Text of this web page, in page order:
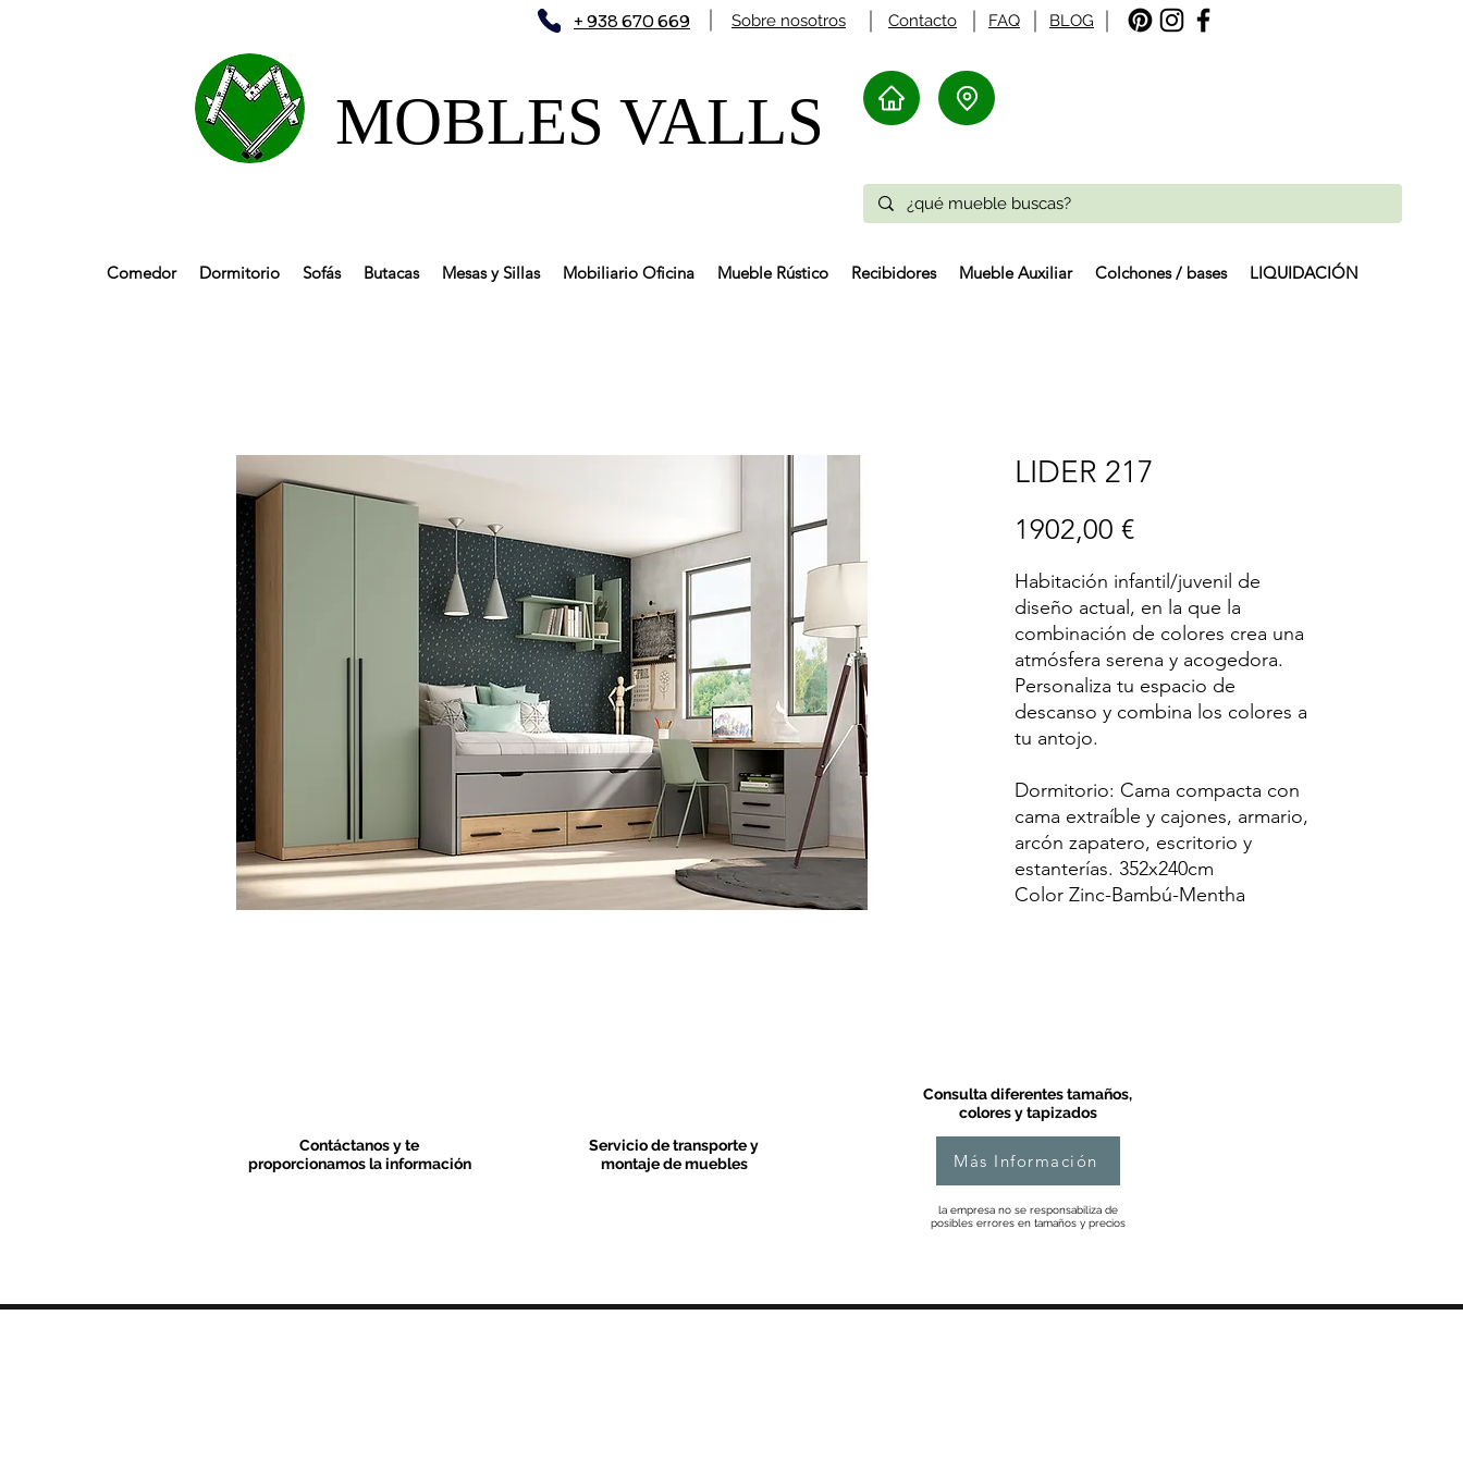
Sobre nosotros FAQ
+ 938 670 669 Contacto BLOG
MOBLES VALLS​
Comedor Dormitorio Sofás Butacas Mesas y Sillas Mobiliario Oficina Mueble Rústico Recibidores Mueble Auxiliar Colchones / bases LIQUIDACIÓN
LIDER 217
1902,00 €Precio
Habitación infantil/juvenil de
diseño actual, en la que la
combinación de colores crea una
atmósfera serena y acogedora.
Personaliza tu espacio de
descanso y combina los colores a
tu antojo.
Dormitorio: Cama compacta con
cama extraíble y cajones, armario,
arcón zapatero, escritorio y
estanterías. 352x240cm
Color Zinc-Bambú-Mentha
Consulta diferentes tamaños,
colores y tapizados
Contáctanos y te
proporcionamos la información
Servicio de transporte y
montaje de muebles
Más Información
la empresa no se responsabiliza de
posibles errores en tamaños y precios